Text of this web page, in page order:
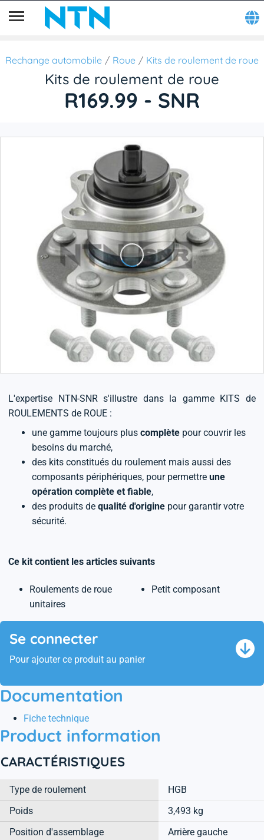
Rechange automobile Roue Kits de roulement de roue
Kits de roulement de roue
R169.99 - SNR
L'expertise NTN-SNR s'illustre dans la gamme KITS de
ROULEMENTS de ROUE :
une gamme toujours plus complète pour couvrir les
besoins du marché,
des kits constitués du roulement mais aussi des
composants périphériques, pour permettre une
opération complète et fiable,
des produits de qualité d'origine pour garantir votre
sécurité.
Ce kit contient les articles suivants
Roulements de roue
unitaires
Petit composant
Se connecter
Pour ajouter ce produit au panier
Documentation
Fiche technique
Product information
CARACTÉRISTIQUES
Type de roulement
HGB
Poids
3,493 kg
Position d'assemblage
Arrière gauche